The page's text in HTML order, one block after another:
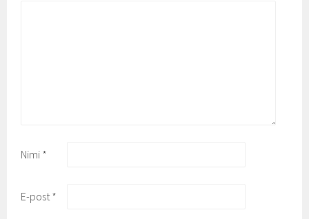
Nimi *
E-post *